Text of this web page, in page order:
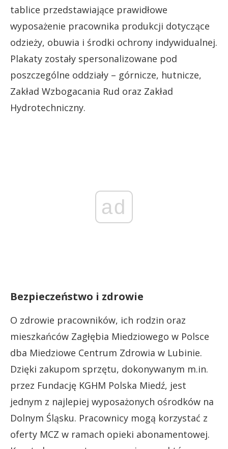
tablice przedstawiające prawidłowe
wyposażenie pracownika produkcji dotyczące
odzieży, obuwia i środki ochrony indywidualnej.
Plakaty zostały spersonalizowane pod
poszczególne oddziały – górnicze, hutnicze,
Zakład Wzbogacania Rud oraz Zakład
Hydrotechniczny.
ad
Bezpieczeństwo i zdrowie
O zdrowie pracowników, ich rodzin oraz
mieszkańców Zagłębia Miedziowego w Polsce
dba Miedziowe Centrum Zdrowia w Lubinie.
Dzięki zakupom sprzętu, dokonywanym m.in.
przez Fundację KGHM Polska Miedź, jest
jednym z najlepiej wyposażonych ośrodków na
Dolnym Śląsku. Pracownicy mogą korzystać z
oferty MCZ w ramach opieki abonamentowej.